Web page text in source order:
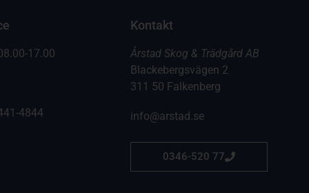
17.00
4844
Kontakt
Årstad Skog & Trädgård AB
Blackebergsvägen 2
311 50 Falkenberg
info@arstad.se
0346-520 77